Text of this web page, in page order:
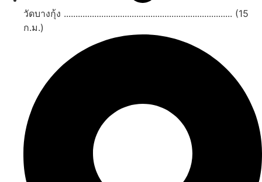
วัดบางกุ้ง ........................................................................ (15
ก.ม.)